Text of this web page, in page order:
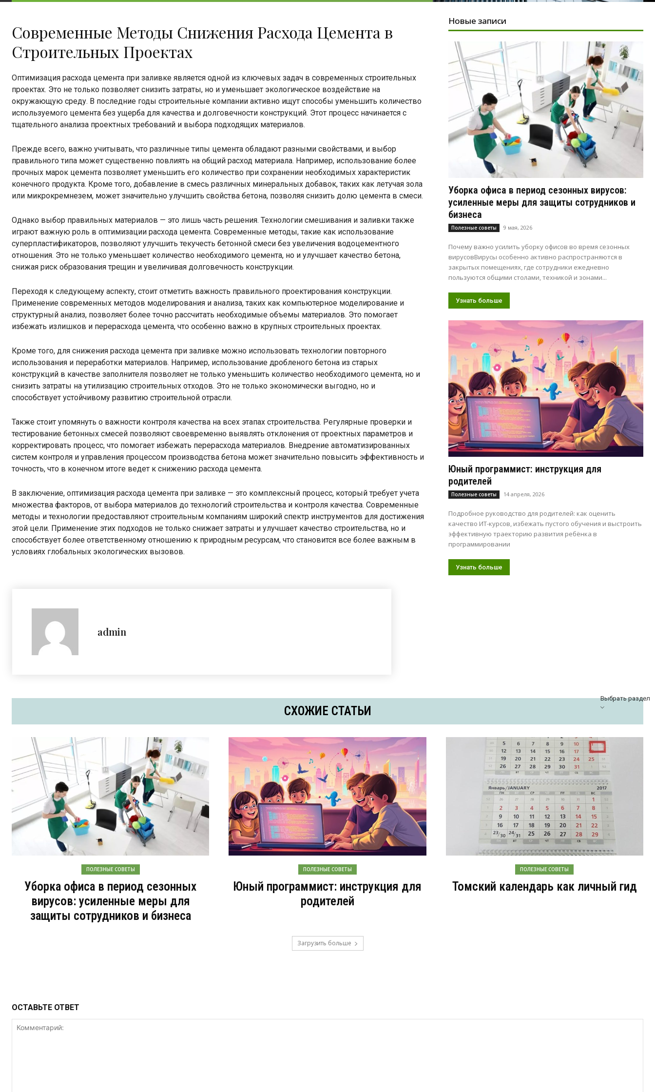
Современные Методы Снижения Расхода Цемента в
Строительных Проектах
Оптимизация расхода цемента при заливке является одной из ключевых задач в современных строительных
проектах. Это не только позволяет снизить затраты, но и уменьшает экологическое воздействие на
окружающую среду. В последние годы строительные компании активно ищут способы уменьшить количество
используемого цемента без ущерба для качества и долговечности конструкций. Этот процесс начинается с
тщательного анализа проектных требований и выбора подходящих материалов.
Прежде всего, важно учитывать, что различные типы цемента обладают разными свойствами, и выбор
правильного типа может существенно повлиять на общий расход материала. Например, использование более
прочных марок цемента позволяет уменьшить его количество при сохранении необходимых характеристик
конечного продукта. Кроме того, добавление в смесь различных минеральных добавок, таких как летучая зола
или микрокремнезем, может значительно улучшить свойства бетона, позволяя снизить долю цемента в смеси.
Однако выбор правильных материалов — это лишь часть решения. Технологии смешивания и заливки также
играют важную роль в оптимизации расхода цемента. Современные методы, такие как использование
суперпластификаторов, позволяют улучшить текучесть бетонной смеси без увеличения водоцементного
отношения. Это не только уменьшает количество необходимого цемента, но и улучшает качество бетона,
снижая риск образования трещин и увеличивая долговечность конструкции.
Переходя к следующему аспекту, стоит отметить важность правильного проектирования конструкции.
Применение современных методов моделирования и анализа, таких как компьютерное моделирование и
структурный анализ, позволяет более точно рассчитать необходимые объемы материалов. Это помогает
избежать излишков и перерасхода цемента, что особенно важно в крупных строительных проектах.
Кроме того, для снижения расхода цемента при заливке можно использовать технологии повторного
использования и переработки материалов. Например, использование дробленого бетона из старых
конструкций в качестве заполнителя позволяет не только уменьшить количество необходимого цемента, но и
снизить затраты на утилизацию строительных отходов. Это не только экономически выгодно, но и
способствует устойчивому развитию строительной отрасли.
Также стоит упомянуть о важности контроля качества на всех этапах строительства. Регулярные проверки и
тестирование бетонных смесей позволяют своевременно выявлять отклонения от проектных параметров и
корректировать процесс, что помогает избежать перерасхода материалов. Внедрение автоматизированных
систем контроля и управления процессом производства бетона может значительно повысить эффективность и
точность, что в конечном итоге ведет к снижению расхода цемента.
В заключение, оптимизация расхода цемента при заливке — это комплексный процесс, который требует учета
множества факторов, от выбора материалов до технологий строительства и контроля качества. Современные
методы и технологии предоставляют строительным компаниям широкий спектр инструментов для достижения
этой цели. Применение этих подходов не только снижает затраты и улучшает качество строительства, но и
способствует более ответственному отношению к природным ресурсам, что становится все более важным в
условиях глобальных экологических вызовов.
Новые записи
Уборка офиса в период сезонных вирусов:
усиленные меры для защиты сотрудников и
бизнеса
Полезные советы 9 мая, 2026
Почему важно усилить уборку офисов во время сезонных
вирусовВирусы особенно активно распространяются в
закрытых помещениях, где сотрудники ежедневно
пользуются общими столами, техникой и зонами...
Узнать больше
Юный программист: инструкция для
родителей
Полезные советы 14 апреля, 2026
Подробное руководство для родителей: как оценить
качество ИТ-курсов, избежать пустого обучения и выстроить
эффективную траекторию развития ребёнка в
программировании
Узнать больше
admin
СХОЖИЕ СТАТЬИ
Выбрать раздел
ПОЛЕЗНЫЕ СОВЕТЫ
Уборка офиса в период сезонных
вирусов: усиленные меры для
защиты сотрудников и бизнеса
ПОЛЕЗНЫЕ СОВЕТЫ
Юный программист: инструкция для
родителей
ПОЛЕЗНЫЕ СОВЕТЫ
Томский календарь как личный гид
Загрузить больше
ОСТАВЬТЕ ОТВЕТ